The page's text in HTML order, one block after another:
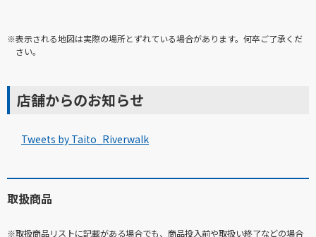
※表示される地図は実際の場所とずれている場合があります。何卒ご了承くだ
さい。
店舗からのお知らせ
Tweets by Taito_Riverwalk
取扱商品
※取扱商品リストに記載がある場合でも、商品投入前や取扱い終了などの場合